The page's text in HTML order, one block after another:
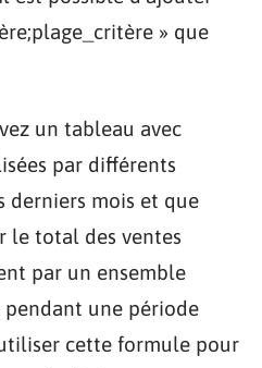
» que
un tableau avec
par différents
derniers mois et que
le total des ventes
par un ensemble
pendant une période
cette formule pour